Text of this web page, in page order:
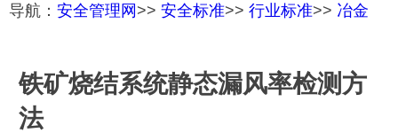
导航： 安全管理网 >> 安全标准>> 行业标准>> 冶金
铁矿烧结系统静态漏风率检测方
法